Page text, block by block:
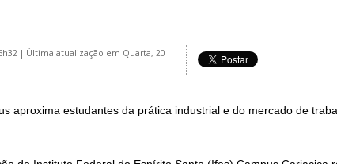
| Última atualização em Quarta, 20
aproxima estudantes da prática industrial e do mercado de